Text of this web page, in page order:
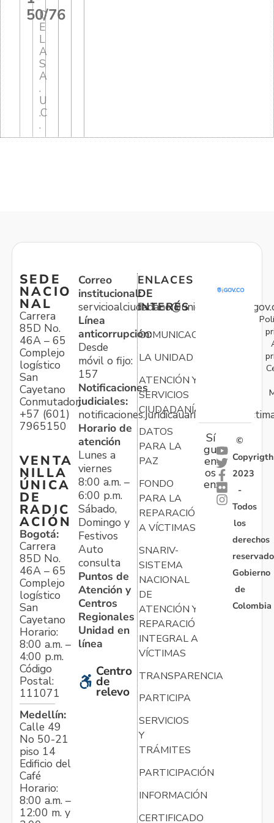
50/76
D
E
L
A
S
A
.
U
.C
.
SEDE
NACIO
NAL
Carrera
85D No.
46A – 65
Complejo
logístico
San
Cayetano
Conmutador:
+57 (601)
7965150
VENTA
NILLA
ÚNICA
DE
RADIC
ACIÓN
Bogotá:
Carrera
85D No.
46A – 65
Complejo
logístico
San
Cayetano
Horario:
8:00 a.m. –
4:00 p.m.
Código
Postal:
111071
Medellín:
Calle 49
No 50-21
piso 14
Edificio del
Café
Horario:
8:00 a.m. –
12:00 m. y
Correo
institucional:
Línea
anticorrupción:
Desde
móvil o fijo:
157
Notificaciones
judiciales:
Horario de
atención
Lunes a
viernes
8:00 a.m. –
6:00 p.m.
Sábado,
Domingo y
Festivos
Auto
consulta
Puntos de
Atención y
Centros
Regionales
Unidad en
línea
Centro
de
relevo
ENLACES
DE
INTERÉS
COMUNICACIONES
LA UNIDAD
ATENCIÓN Y
SERVICIOS
CIUDADANÍA
DATOS
PARA LA
PAZ
FONDO
PARA LA
REPARACIÓN
A VÍCTIMAS
SNARIV-
SISTEMA
NACIONAL
DE
ATENCIÓN Y
REPARACIÓN
INTEGRAL A
VÍCTIMAS
TRANSPARENCIA
PARTICIPA
SERVICIOS
Y
TRÁMITES
PARTICIPACIÓN
INFORMACIÓN
CERTIFICADO
Sí
gu
en
os
en:
©
Copyrigth
2023
-
Todos
los
derechos
Gobierno
de
Colombia